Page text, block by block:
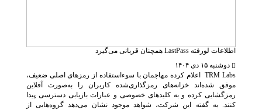
اطلاعات لورفته LastPass همچنان قربانی می‌گیرد
دوشنبه ۱۵ دی ۱۴۰۴
TRM Labs اعلام کرده مهاجمان با سوءاستفاده از رمزهای اصلی ضعیف،
موفق شده‌اند خزانه‌های رمزگذاری‌شده کاربران را به‌صورت آفلاین
رمزگشایی کرده و به کلیدهای خصوصی و عبارات بازیابی دسترسی پیدا
کنند. به گفته این شرکت، شواهد موجود نشان می‌دهد گروه‌هایی از